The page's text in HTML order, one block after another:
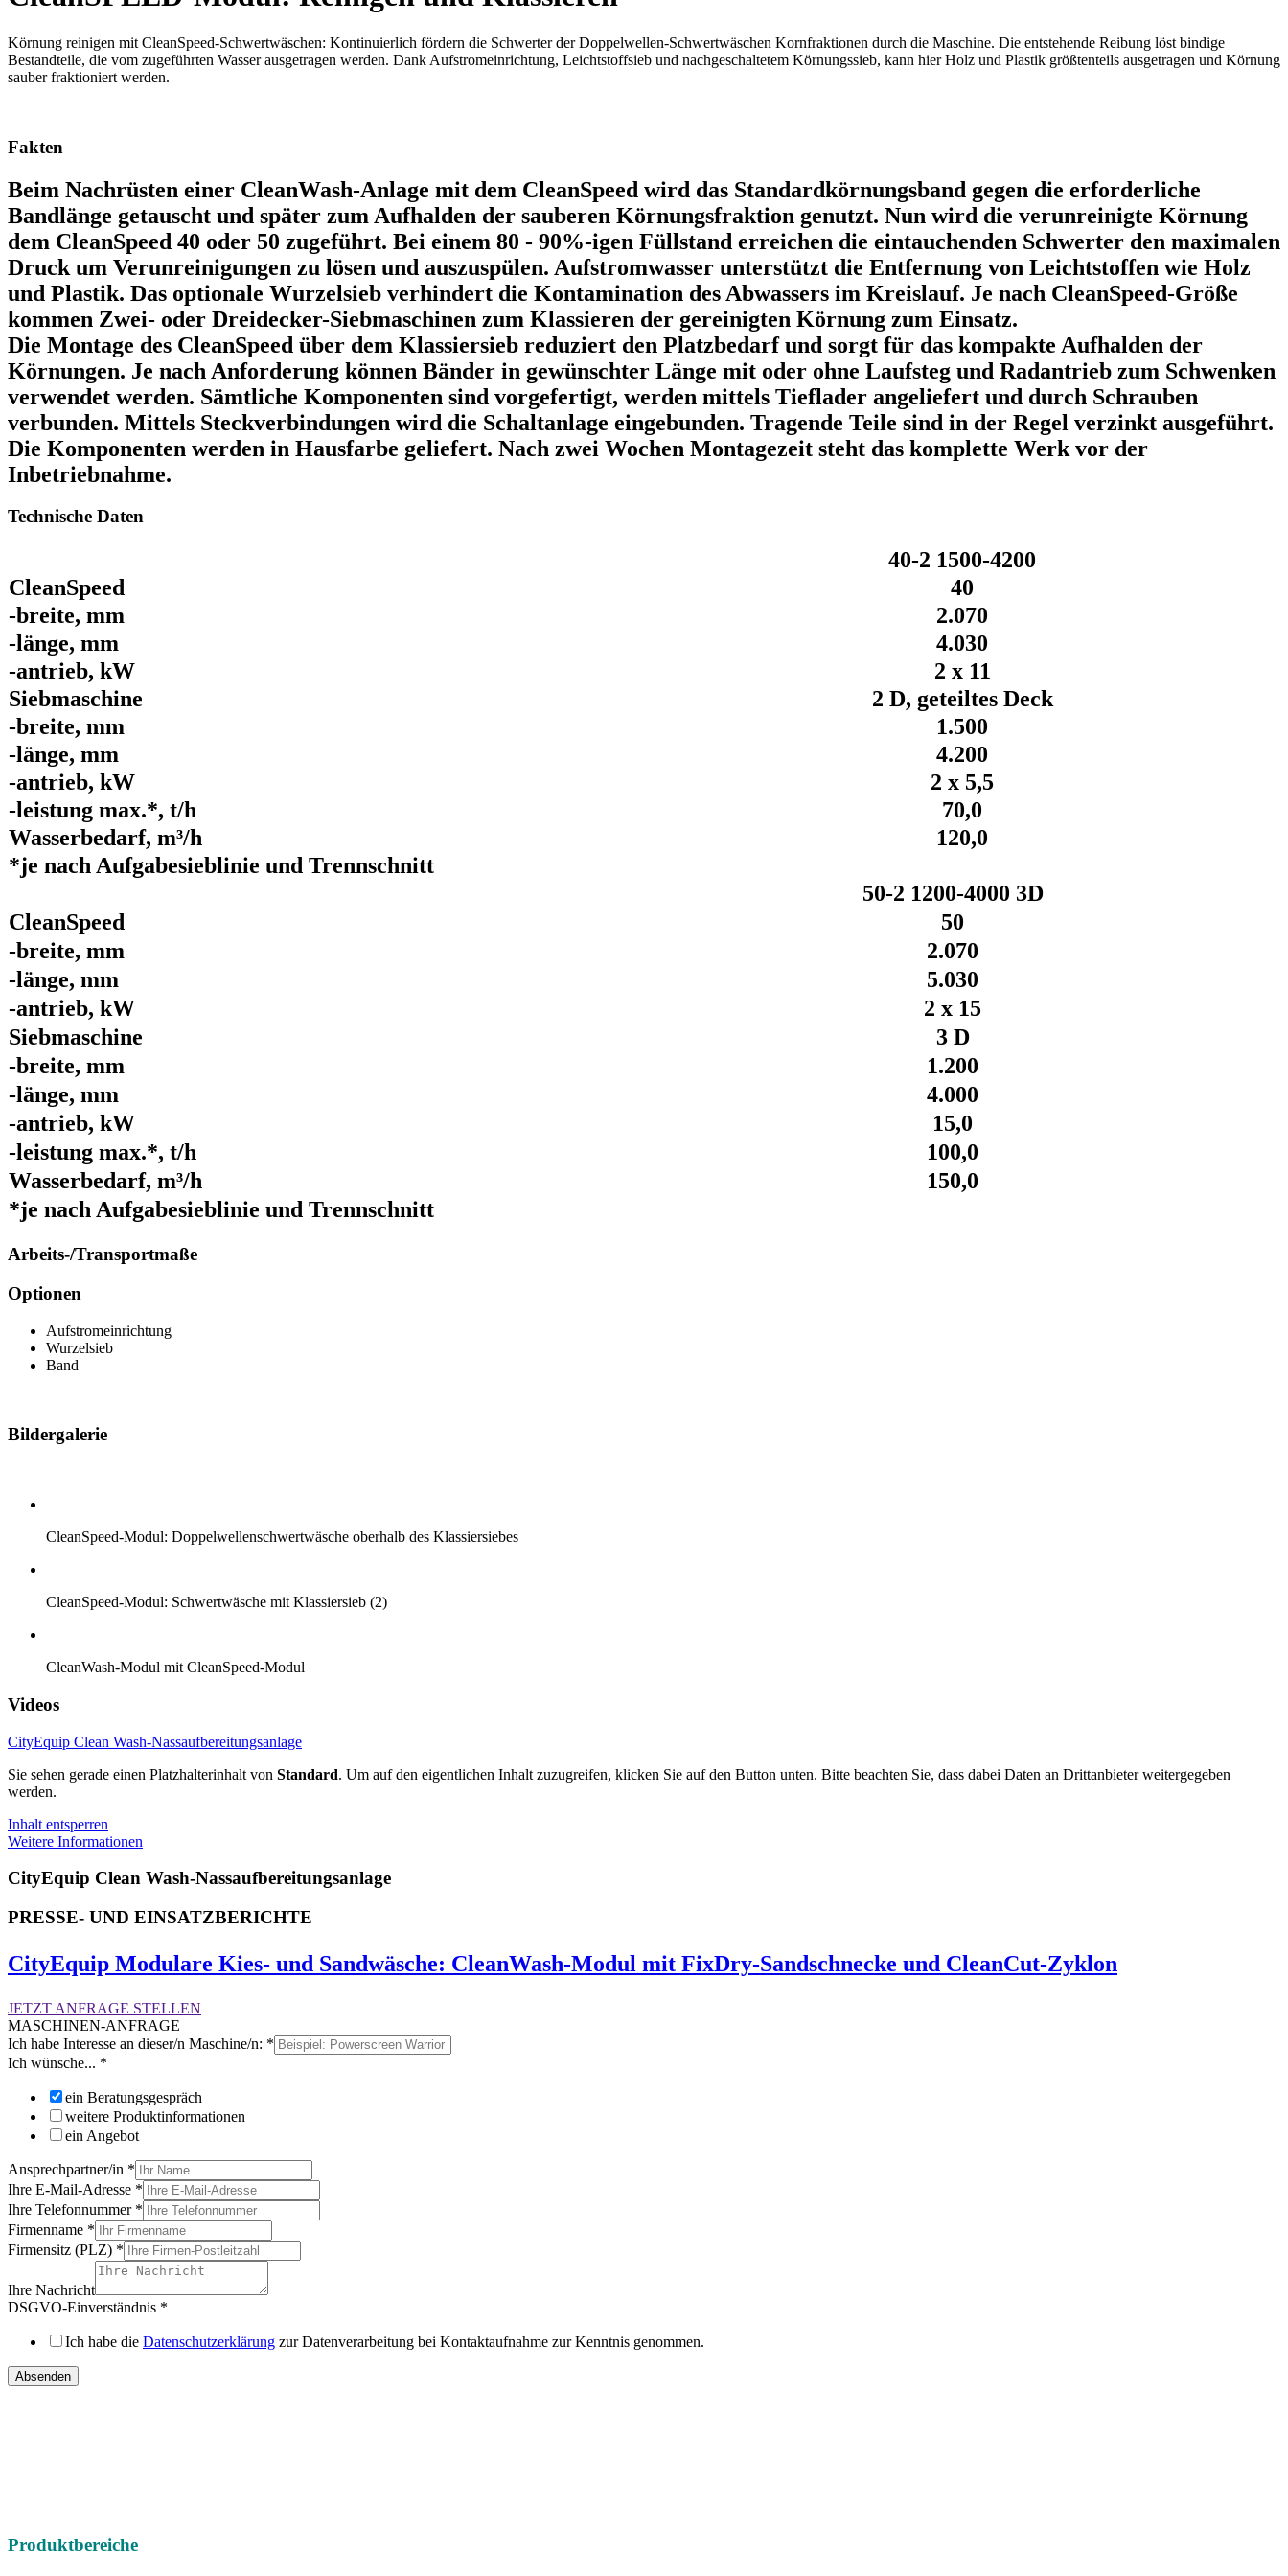
Körnung reinigen mit CleanSpeed-Schwertwäschen: Kontinuierlich fördern die Schwerter der Doppelwellen-Schwertwäschen Kornfraktionen durch die Maschine. Die entstehende Reibung löst bindige
Bestandteile, die vom zugeführten Wasser ausgetragen werden. Dank Aufstromeinrichtung, Leichtstoffsieb und nachgeschaltetem Körnungssieb, kann hier Holz und Plastik größtenteils ausgetragen und Körnung
sauber fraktioniert werden.
Fakten
Beim Nachrüsten einer CleanWash-Anlage mit dem CleanSpeed wird das Standardkörnungsband gegen die erforderliche
Bandlänge getauscht und später zum Aufhalden der sauberen Körnungsfraktion genutzt. Nun wird die verunreinigte Körnung
dem CleanSpeed 40 oder 50 zugeführt. Bei einem 80 - 90%-igen Füllstand erreichen die eintauchenden Schwerter den maximalen
Druck um Verunreinigungen zu lösen und auszuspülen. Aufstromwasser unterstützt die Entfernung von Leichtstoffen wie Holz
und Plastik. Das optionale Wurzelsieb verhindert die Kontamination des Abwassers im Kreislauf. Je nach CleanSpeed-Größe
kommen Zwei- oder Dreidecker-Siebmaschinen zum Klassieren der gereinigten Körnung zum Einsatz.
Die Montage des CleanSpeed über dem Klassiersieb reduziert den Platzbedarf und sorgt für das kompakte Aufhalden der
Körnungen. Je nach Anforderung können Bänder in gewünschter Länge mit oder ohne Laufsteg und Radantrieb zum Schwenken
verwendet werden. Sämtliche Komponenten sind vorgefertigt, werden mittels Tieflader angeliefert und durch Schrauben
verbunden. Mittels Steckverbindungen wird die Schaltanlage eingebunden. Tragende Teile sind in der Regel verzinkt ausgeführt.
Die Komponenten werden in Hausfarbe geliefert. Nach zwei Wochen Montagezeit steht das komplette Werk vor der
Inbetriebnahme.
Technische Daten
40-2 1500-4200
CleanSpeed
40
-breite, mm
2.070
-länge, mm
4.030
-antrieb, kW
2 x 11
Siebmaschine
2 D, geteiltes Deck
-breite, mm
1.500
-länge, mm
4.200
-antrieb, kW
2 x 5,5
-leistung max.*, t/h
70,0
Wasserbedarf, m³/h
120,0
*je nach Aufgabesieblinie und Trennschnitt
50-2 1200-4000 3D
CleanSpeed
50
-breite, mm
2.070
-länge, mm
5.030
-antrieb, kW
2 x 15
Siebmaschine
3 D
-breite, mm
1.200
-länge, mm
4.000
-antrieb, kW
15,0
-leistung max.*, t/h
100,0
Wasserbedarf, m³/h
150,0
*je nach Aufgabesieblinie und Trennschnitt
Arbeits-/Transportmaße
Optionen
Aufstromeinrichtung
Wurzelsieb
Band
Bildergalerie
CleanSpeed-Modul: Doppelwellenschwertwäsche oberhalb des Klassiersiebes
CleanSpeed-Modul: Schwertwäsche mit Klassiersieb (2)
CleanWash-Modul mit CleanSpeed-Modul
Videos
CityEquip Clean Wash-Nassaufbereitungsanlage
Sie sehen gerade einen Platzhalterinhalt von Standard. Um auf den eigentlichen Inhalt zuzugreifen, klicken Sie auf den Button unten. Bitte beachten Sie, dass dabei Daten an Drittanbieter weitergegeben
werden.
Inhalt entsperren
Weitere Informationen
CityEquip Clean Wash-Nassaufbereitungsanlage
PRESSE- UND EINSATZBERICHTE
CityEquip Modulare Kies- und Sandwäsche: CleanWash-Modul mit FixDry-Sandschnecke und CleanCut-Zyklon
JETZT ANFRAGE STELLEN
MASCHINEN-ANFRAGE
Ich habe Interesse an dieser/n Maschine/n: *
Ich wünsche... *
ein Beratungsgespräch
weitere Produktinformationen
ein Angebot
Ansprechpartner/in *
Ihre E-Mail-Adresse *
Ihre Telefonnummer *
Firmenname *
Firmensitz (PLZ) *
Ihre Nachricht
DSGVO-Einverständnis *
Ich habe die Datenschutzerklärung zur Datenverarbeitung bei Kontaktaufnahme zur Kenntnis genommen.
Absenden
Produktbereiche